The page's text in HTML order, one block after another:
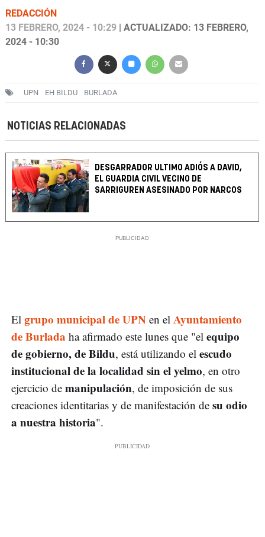
REDACCIÓN
13 FEBRERO, 2024 - 10:29 | ACTUALIZADO: 13 FEBRERO,
2024 - 10:30
UPN EH BILDU BURLADA
NOTICIAS RELACIONADAS
DESGARRADOR ULTIMO ADIÓS A DAVID,
EL GUARDIA CIVIL VECINO DE
SARRIGUREN ASESINADO POR NARCOS
El grupo municipal de UPN en el Ayuntamiento
de Burlada ha afirmado este lunes que "el equipo
de gobierno, de Bildu, está utilizando el escudo
institucional de la localidad sin el yelmo, en otro
ejercicio de manipulación, de imposición de sus
creaciones identitarias y de manifestación de su odio
a nuestra historia".